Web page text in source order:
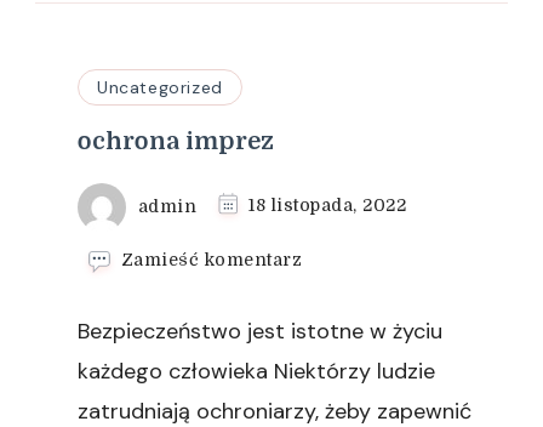
Uncategorized
ochrona imprez
admin 18 listopada, 2022
Zamieść komentarz
imprez
Bezpieczeństwo jest istotne w życiu
każdego człowieka Niektórzy ludzie
zatrudniają ochroniarzy, żeby zapewnić